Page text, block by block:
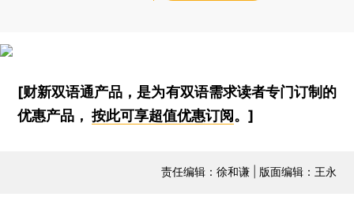
[财新双语通产品，是为有双语需求读者专门订制的
优惠产品，按此可享超值优惠订阅 。]
责任编辑：徐和谦 | 版面编辑：王永